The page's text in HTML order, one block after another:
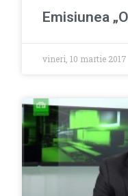
Emisiunea
vineri, 10 martie 2017